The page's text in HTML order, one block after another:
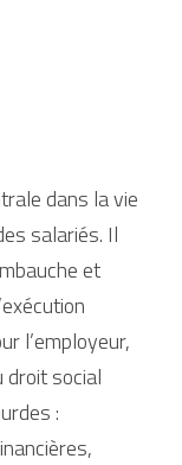
dans la vie
salariés. Il
et
l’employeur,
social
: